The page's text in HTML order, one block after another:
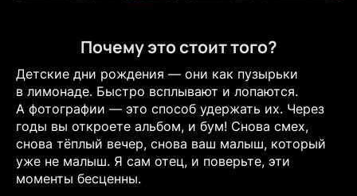
Почему это стоит того?
Детские дни рождения — они как пузырьки
в лимонаде. Быстро всплывают и лопаются.
А фотографии — это способ удержать их. Через
годы вы откроете альбом, и бум! Снова смех,
снова тёплый вечер, снова ваш малыш, который
уже не малыш. Я сам отец, и поверьте, эти
моменты бесценны.